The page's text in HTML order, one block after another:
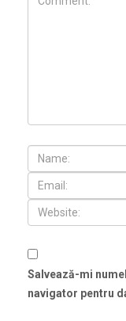
Salvează-mi
navigator pentru